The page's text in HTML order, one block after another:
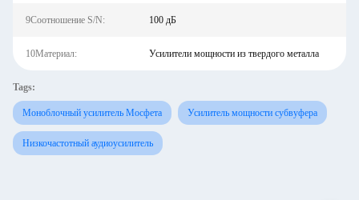
9Соотношение S/N: 100 дБ
10Материал: Усилители мощности из твердого металла
Tags:
Моноблочный усилитель Мосфета Усилитель мощности субвуфера
Низкочастотный аудиоусилитель